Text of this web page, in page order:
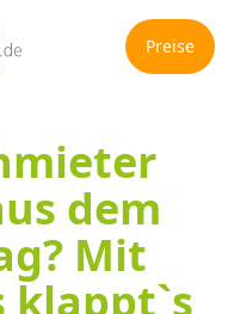
Preise
dem
Mit
klappt`s